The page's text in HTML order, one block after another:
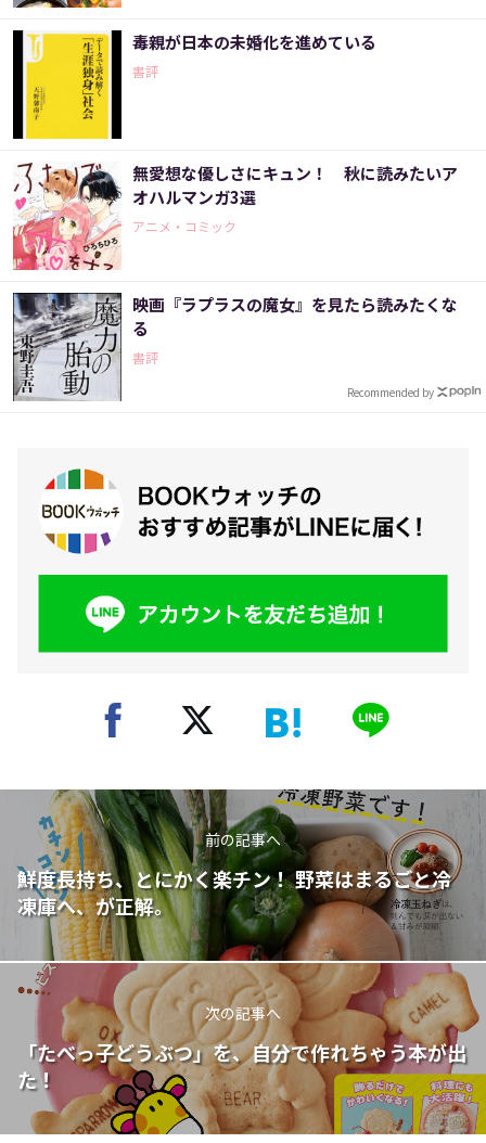
毒親が日本の未婚化を進めている
書評
無愛想な優しさにキュン！ 秋に読みたいア
オハルマンガ3選
アニメ・コミック
映画『ラプラスの魔女』を見たら読みたくな
る
書評
Recommended by
前の記事へ
鮮度長持ち、とにかく楽チン！ 野菜はまるごと冷
凍庫へ、が正解。
次の記事へ
「たべっ子どうぶつ」を、自分で作れちゃう本が出
た！